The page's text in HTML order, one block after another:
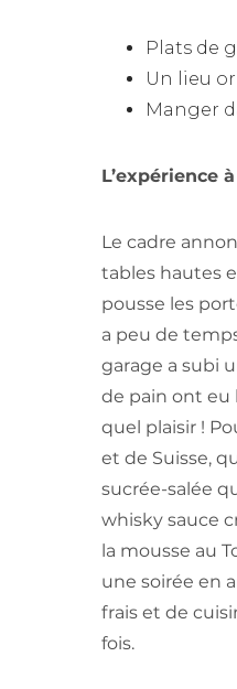
Plats de
Un lieu
Manger
L’expérience
Le cadre
tables hautes
pousse les
a peu de
garage a subi
de pain ont eu
quel plaisir !
et de Suisse,
sucrée-salée
whisky sauce
la mousse au
une soirée en
frais et de
fois.